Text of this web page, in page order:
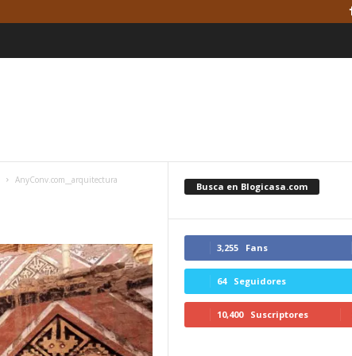
AnyConv.com__arquitectura
Busca en Blogicasa.com
3,255 Fans
64 Seguidores
10,400 Suscriptores